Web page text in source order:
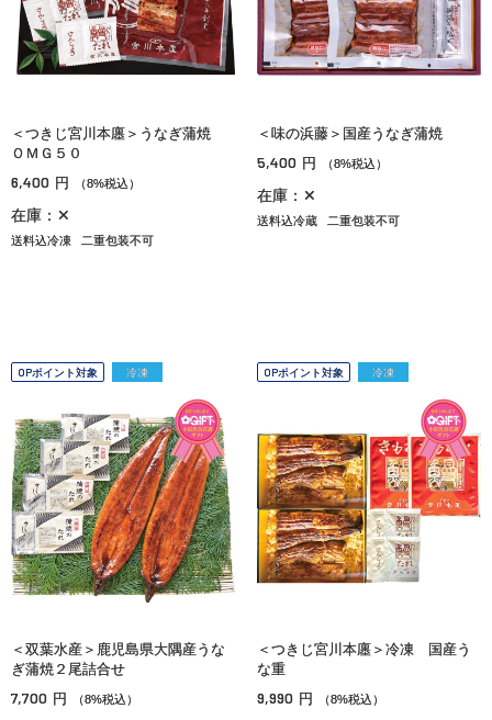
＜つきじ宮川本廛＞うなぎ蒲焼
ＯＭＧ５０
6,400 円 （8%税込）
在庫：✕
送料込冷凍 二重包装不可
＜味の浜藤＞国産うなぎ蒲焼
5,400 円 （8%税込）
在庫：✕
送料込冷蔵 二重包装不可
OPポイント対象 冷凍
＜双葉水産＞鹿児島県大隅産うな
ぎ蒲焼２尾詰合せ
7,700 円 （8%税込）
OPポイント対象 冷凍
＜つきじ宮川本廛＞冷凍 国産う
な重
9,990 円 （8%税込）